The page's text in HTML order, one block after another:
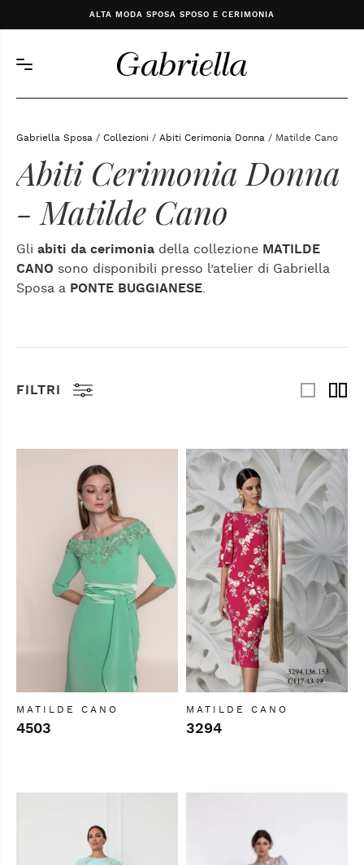
ALTA MODA SPOSA SPOSO E CERIMONIA
Gabriella Sposa / Collezioni / Abiti Cerimonia Donna / Matilde Cano
Abiti Cerimonia Donna
- Matilde Cano
Gli abiti da cerimonia della collezione MATILDE
CANO sono disponibili presso l’atelier di Gabriella
Sposa a PONTE BUGGIANESE
FILTRI
MATILDE CANO
4503
MATILDE CANO
3294